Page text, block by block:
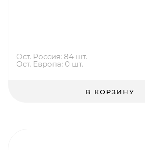
Ост. Россия: 84 шт.
Ост. Европа: 0 шт.
В КОРЗИНУ